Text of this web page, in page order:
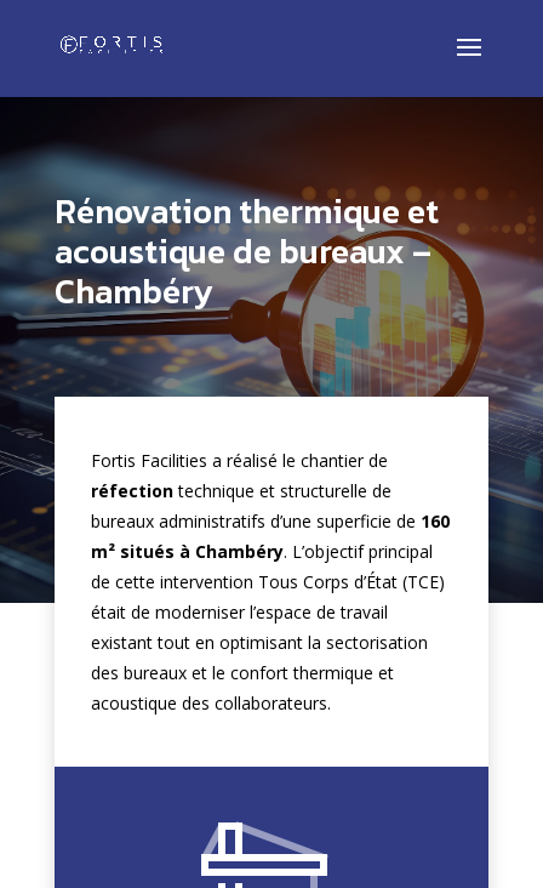
Rénovation thermique et
acoustique de bureaux –
Chambéry
Fortis Facilities a réalisé le chantier de
réfectiontechnique et structurelle de
bureaux administratifs d’une superficie de 160
m² situés à Chambéry. L’objectif principal
de cette intervention Tous Corps d’État (TCE)
était de moderniser l’espace de travail
existant tout en optimisant la sectorisation
des bureaux et le confort thermique et
acoustique des collaborateurs.